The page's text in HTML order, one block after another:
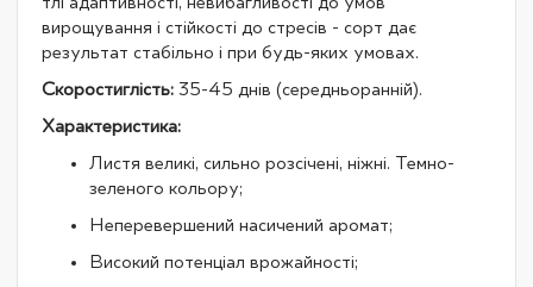
вирощування і стійкості до стресів - сорт дає
результат стабільно і при будь-яких умовах.
Скоростиглість: 35-45 днів (середньоранній).
Характеристика:
Листя великі, сильно розсічені, ніжні. Темно-
зеленого кольору;
Неперевершений насичений аромат;
Високий потенціал врожайності;